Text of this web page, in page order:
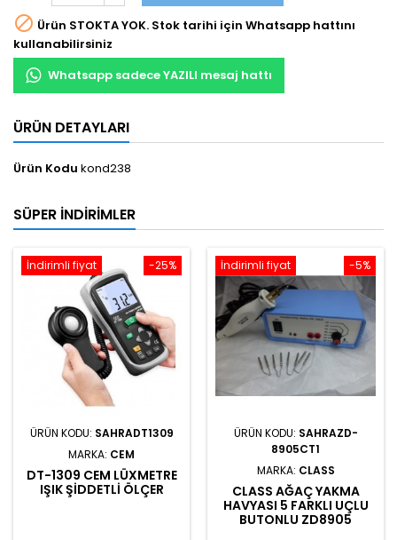
 Ürün STOKTA YOK. Stok tarihi için Whatsapp hattını
kullanabilirsiniz
Whatsapp sadece YAZILI mesaj hattı
ÜRÜN DETAYLARI
Ürün Kodu kond238
SÜPER İNDIRIMLER
-25%
İndirimli fiyat
ÜRÜN KODU: SAHRADT1309
MARKA: CEM
DT-1309 CEM LÜXMETRE
IŞIK ŞIDDETLI ÖLÇER
-5%
İndirimli fiyat
ÜRÜN KODU: SAHRAZD-
8905CT1
MARKA: CLASS
CLASS AĞAÇ YAKMA
HAVYASI 5 FARKLI UÇLU
BUTONLU ZD8905